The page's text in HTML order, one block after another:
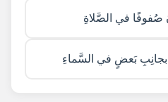
صُفوفًا في الصَّلاةِ
بَعضٍ في السَّماءِ